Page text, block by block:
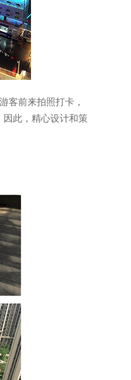
客前来拍照打卡，
此，精心设计和策